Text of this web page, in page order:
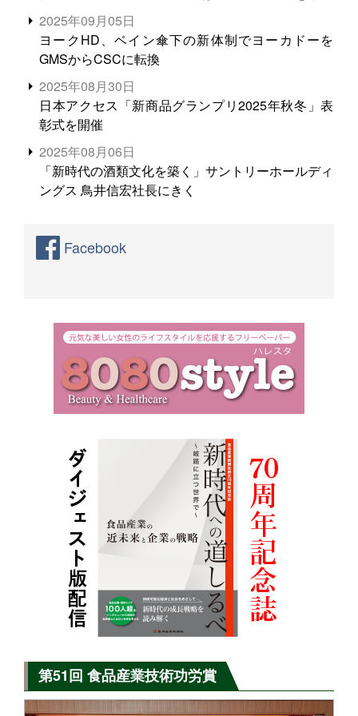
る。米増産に向けて、米輸出需要の拡大を」
2025年09月05日
ヨークHD、ベイン傘下の新体制でヨーカドーを
GMSからCSCに転換
2025年08月30日
日本アクセス「新商品グランプリ2025年秋冬」表
彰式を開催
2025年08月06日
「新時代の酒類文化を築く」サントリーホールディ
ングス 鳥井信宏社長にきく
Facebook
第51回 食品産業技術功労賞